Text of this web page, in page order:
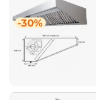
-30%